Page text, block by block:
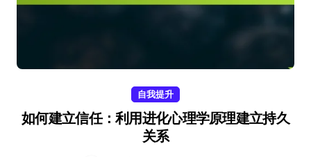
自我提升
如何建立信任：利用进化心理学原理建立持久
关系